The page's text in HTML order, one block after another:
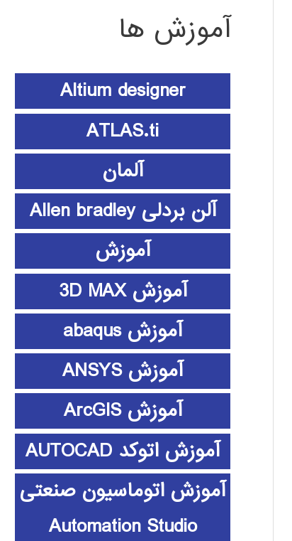
آموزش ها
Altium designer
ATLAS.ti
آلمان
آلن بردلی Allen bradley
آموزش
آموزش 3D MAX
آموزش abaqus
آموزش ANSYS
آموزش ArcGIS
آموزش اتوکد AUTOCAD
آموزش اتوماسیون صنعتی
Automation Studio